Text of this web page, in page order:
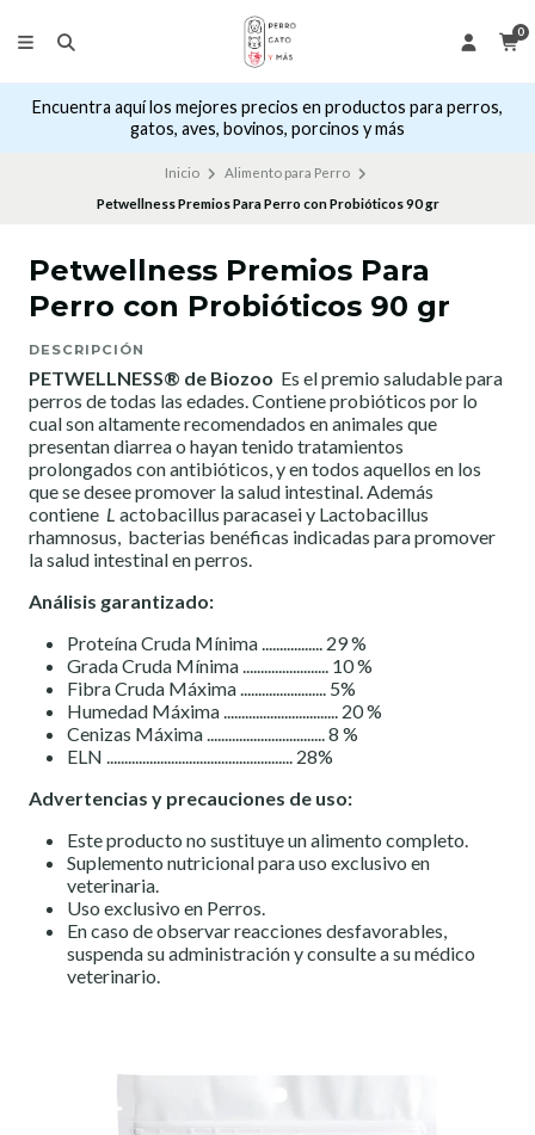
0
Encuentra aquí los mejores precios en productos para perros,
gatos, aves, bovinos, porcinos y más
Inicio
Alimento para Perro
Petwellness Premios Para Perro con Probióticos 90 gr
Petwellness Premios Para
Perro con Probióticos 90 gr
DESCRIPCIÓN
PETWELLNESS® de Biozoo Es el premio saludable para
perros de todas las edades. Contiene probióticos por lo
cual son altamente recomendados en animales que
presentan diarrea o hayan tenido tratamientos
prolongados con antibióticos, y en todos aquellos en los
que se desee promover la salud intestinal. Además
contiene L actobacillus paracasei y Lactobacillus
rhamnosus, bacterias benéficas indicadas para promover
la salud intestinal en perros.
Análisis garantizado:
Proteína Cruda Mínima ................. 29 %
Grada Cruda Mínima ........................ 10 %
Fibra Cruda Máxima ........................ 5%
Humedad Máxima ................................ 20 %
Cenizas Máxima ................................. 8 %
ELN .................................................... 28%
Advertencias y precauciones de uso:
Este producto no sustituye un alimento completo.
Suplemento nutricional para uso exclusivo en
veterinaria.
Uso exclusivo en Perros.
En caso de observar reacciones desfavorables,
suspenda su administración y consulte a su médico
veterinario.